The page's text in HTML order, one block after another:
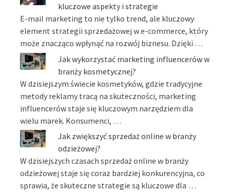
kluczowe aspekty i strategie
E-mail marketing to nie tylko trend, ale kluczowy
element strategii sprzedażowej w e-commerce, który
może znacząco wpłynąć na rozwój biznesu. Dzięki …
Jak wykorzystać marketing influencerów w
branży kosmetycznej?
W dzisiejszym świecie kosmetyków, gdzie tradycyjne
metody reklamy tracą na skuteczności, marketing
influencerów staje się kluczowym narzędziem dla
wielu marek. Konsumenci, …
Jak zwiększyć sprzedaż online w branży
odzieżowej?
W dzisiejszych czasach sprzedaż online w branży
odzieżowej staje się coraz bardziej konkurencyjna, co
sprawia, że skuteczne strategie są kluczowe dla …